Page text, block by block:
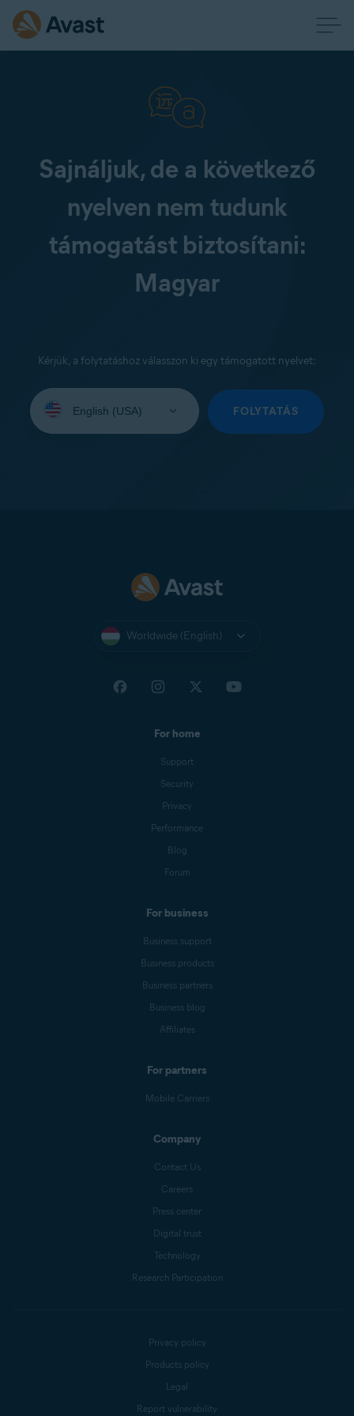
Sajnáljuk, de a következő
nyelven nem tudunk
támogatást biztosítani:
Magyar
Kérjük, a folytatáshoz válasszon ki egy támogatott nyelvet:
your
FOLYTATÁS
Worldwide (English)
For home
Support
Security
Privacy
Performance
Blog
Forum
For business
Business support
Business products
Business partners
Business blog
Affiliates
For partners
Mobile Carriers
Company
Contact Us
Careers
Press center
Digital trust
Technology
Research Participation
Privacy policy
Products policy
Legal
Report vulnerability